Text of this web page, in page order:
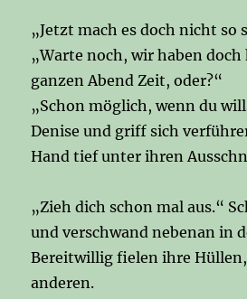
„Jetzt mach es doch nicht so
„Warte noch, wir haben
ganzen Abend Zeit, oder?“
„Schon möglich, wenn du
Denise und griff sich
Hand tief unter ihren
„Zieh dich schon mal aus.“
und verschwand nebenan in
Bereitwillig fielen ihre
anderen.